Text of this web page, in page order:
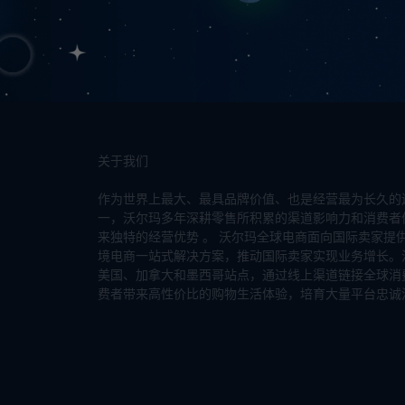
关于我们
作为世界上最大、最具品牌价值、也是经营最为长久
一，沃尔玛多年深耕零售所积累的渠道影响力和消费
来独特的经营优势 。 沃尔玛全球电商面向国际卖家提
境电商一站式解决方案，推动国际卖家实现业务增长
美国、加拿大和墨西哥站点，通过线上渠道链接全球
费者带来高性价比的购物生活体验，培育大量平台忠诚